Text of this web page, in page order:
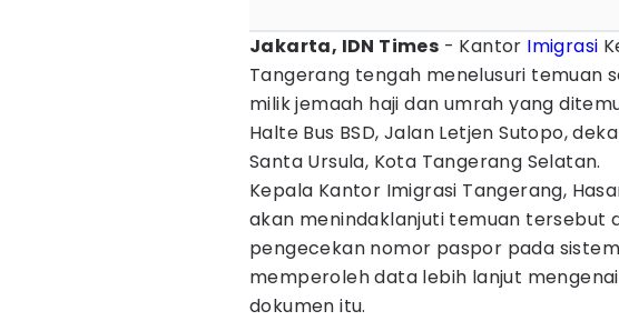
Jakarta, IDN Times - Kantor Imigrasi
Tangerang tengah menelusuri temuan
milik jemaah haji dan umrah yang
Halte Bus BSD, Jalan Letjen Sutopo,
Santa Ursula, Kota Tangerang Selatan.
Kepala Kantor Imigrasi Tangerang,
akan menindaklanjuti temuan tersebut
pengecekan nomor paspor pada
memperoleh data lebih lanjut
dokumen itu.